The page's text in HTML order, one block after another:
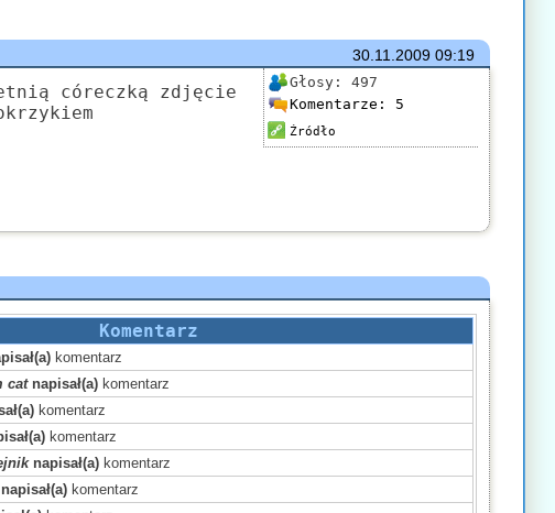
30.11.200909:19
Głosy: 497
Komentarze: 5
Źródło
córeczką zdjęcie
Komentarz
komentarz
catnapisał(a) komentarz
komentarz
komentarz
napisał(a) komentarz
napisał(a) komentarz